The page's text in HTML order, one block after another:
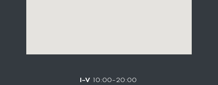
I–V 10:00–20:00